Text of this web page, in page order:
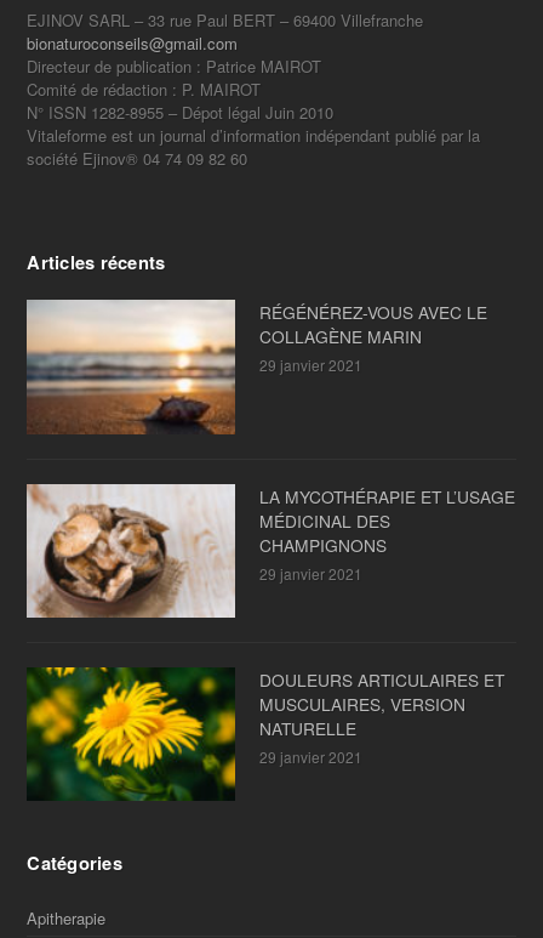
EJINOV SARL – 33 rue Paul BERT – 69400 Villefranche
bionaturoconseils@gmail.com
Directeur de publication : Patrice MAIROT
Comité de rédaction : P. MAIROT
N° ISSN 1282-8955 – Dépot légal Juin 2010
Vitaleforme est un journal d’information indépendant publié par la
société Ejinov® 04 74 09 82 60
Articles récents
RÉGÉNÉREZ-VOUS AVEC LE
COLLAGÈNE MARIN
29 janvier 2021
LA MYCOTHÉRAPIE ET L’USAGE
MÉDICINAL DES
CHAMPIGNONS
29 janvier 2021
DOULEURS ARTICULAIRES ET
MUSCULAIRES, VERSION
NATURELLE
29 janvier 2021
Catégories
Apitherapie